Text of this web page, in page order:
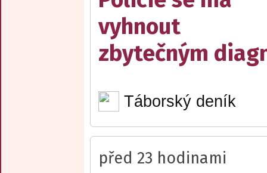
vyhnout
zbytečným
Táborský deník
před 23 hodinami